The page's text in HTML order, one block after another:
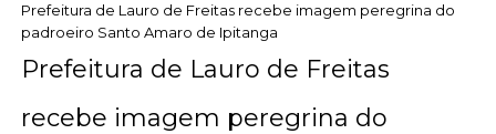
Prefeitura de Lauro de Freitas recebe imagem peregrina do
padroeiro Santo Amaro de Ipitanga
Prefeitura de Lauro de Freitas
recebe imagem peregrina do